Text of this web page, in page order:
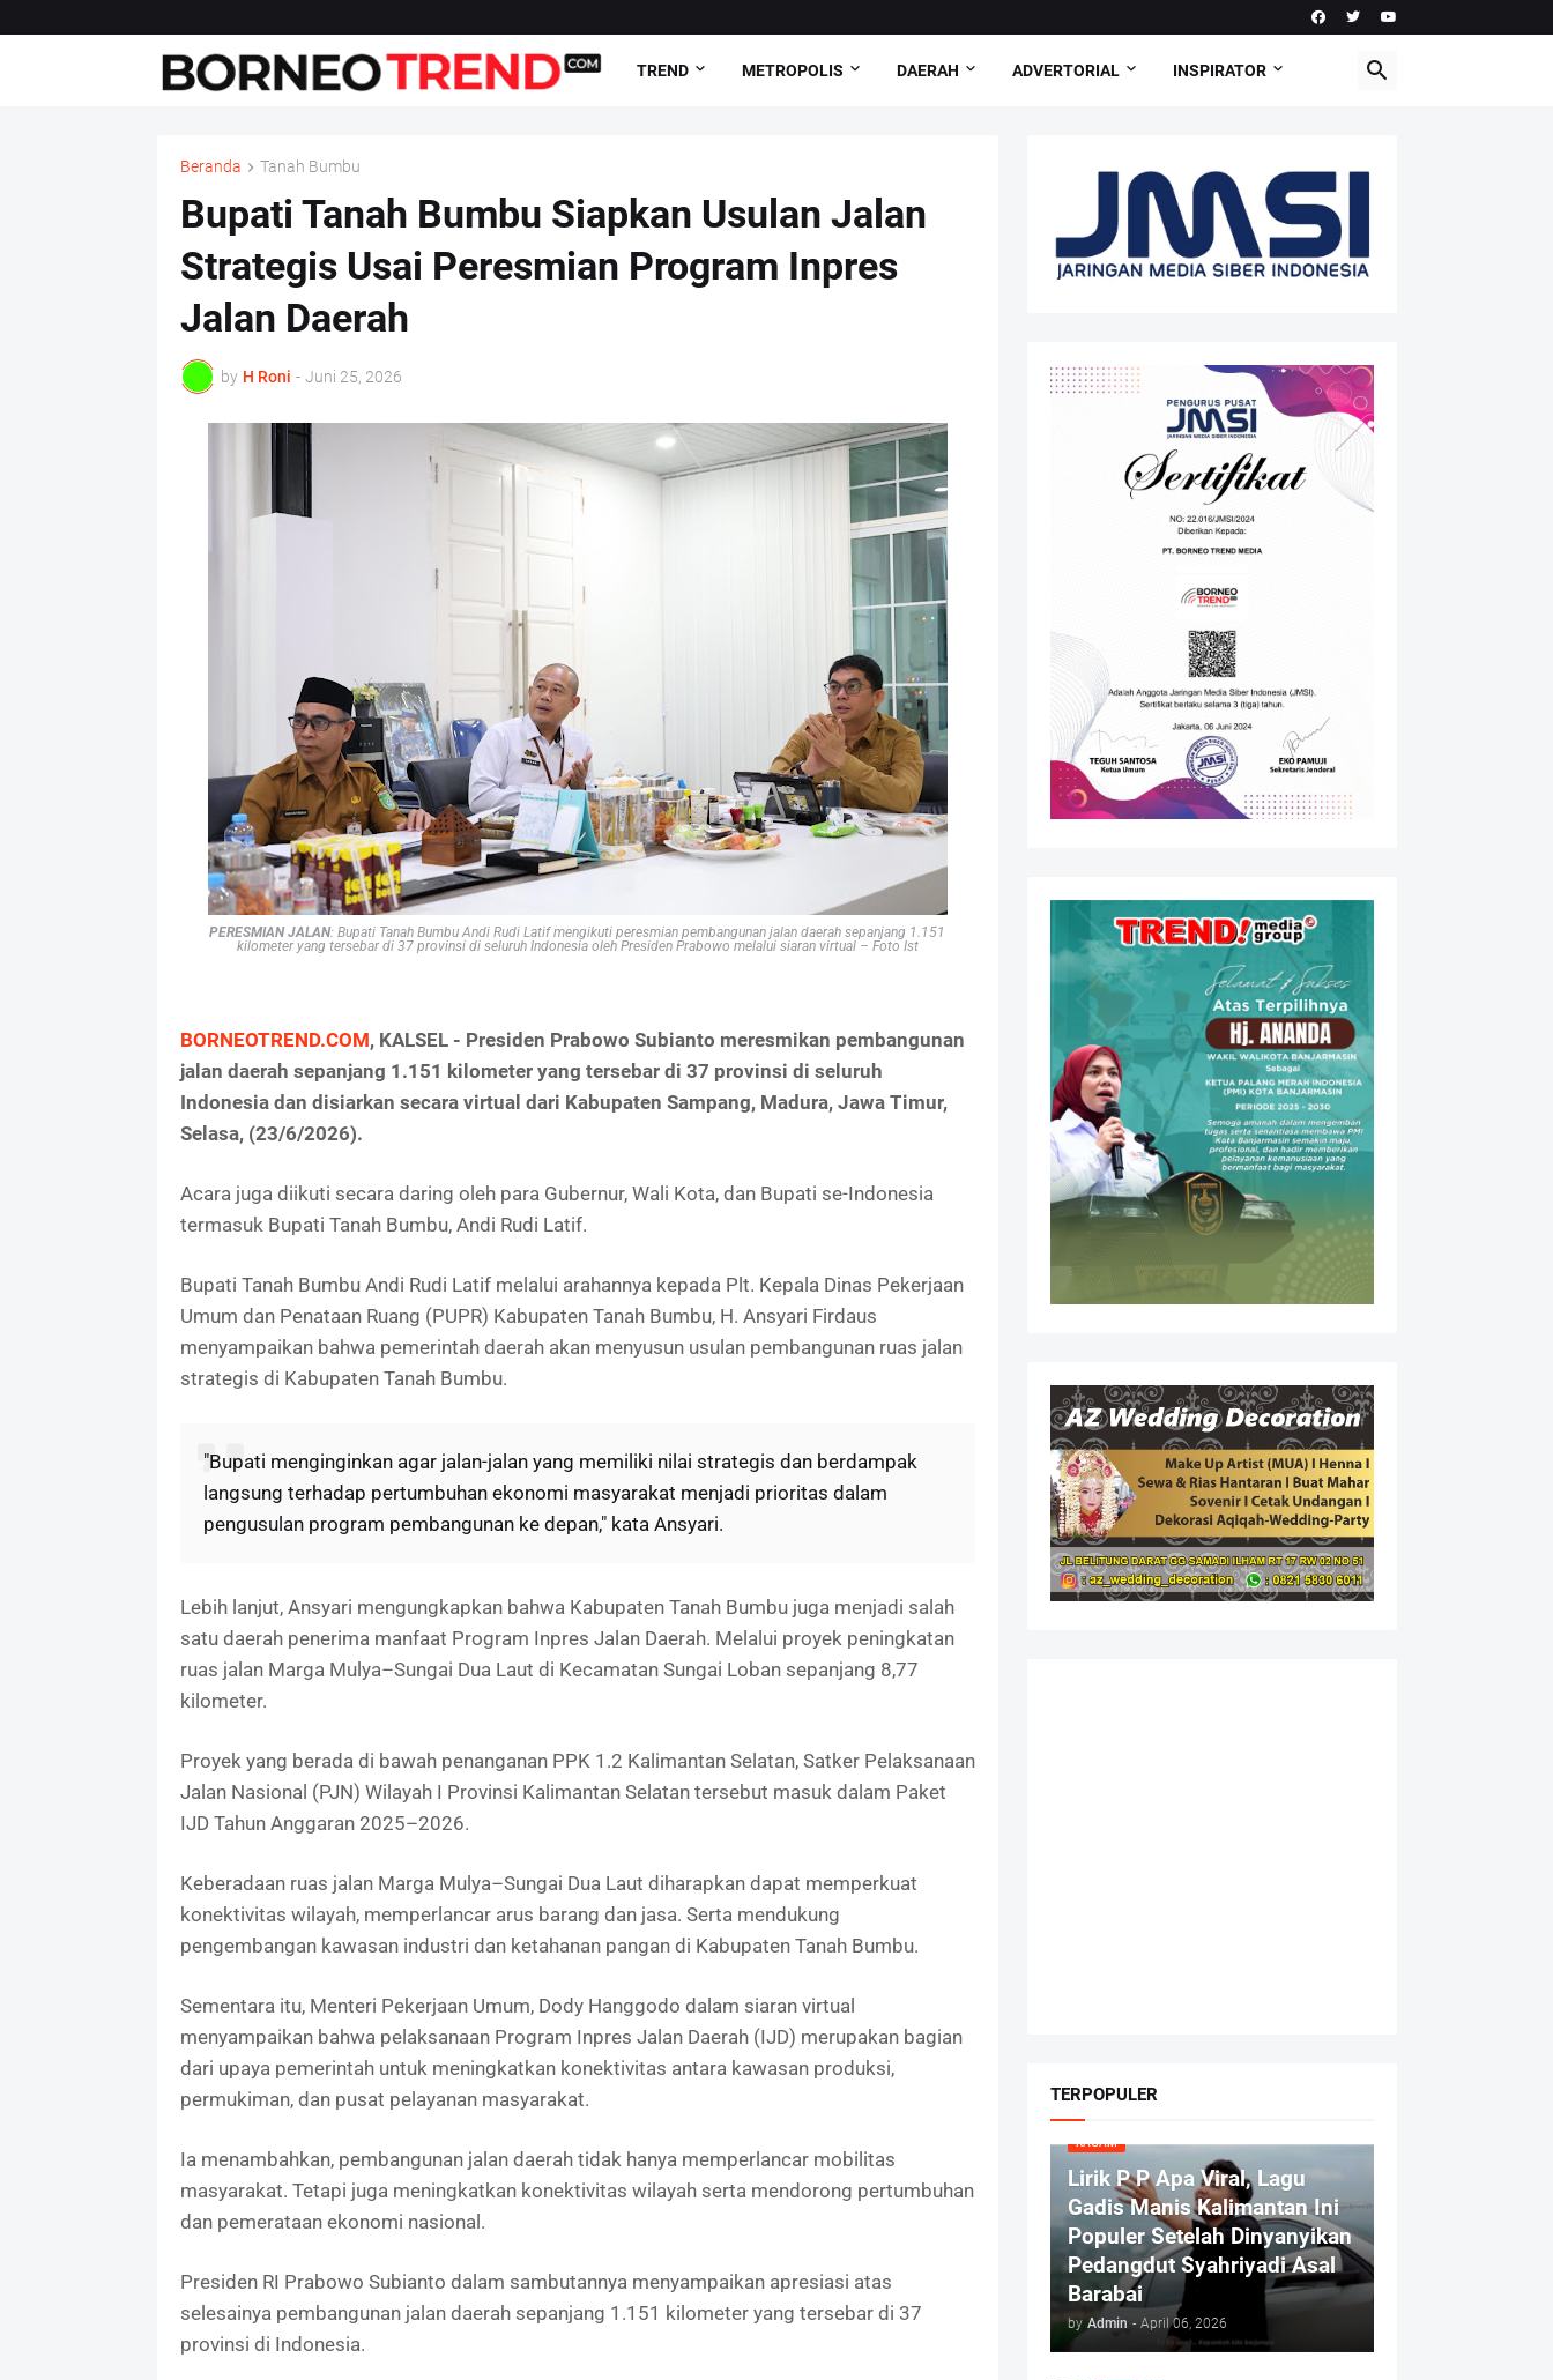
TREND METROPOLIS DAERAH ADVERTORIAL INSPIRATOR
Beranda Tanah Bumbu
Bupati Tanah Bumbu Siapkan Usulan Jalan
Strategis Usai Peresmian Program Inpres
Jalan Daerah
by H Roni - Juni 25, 2026
PERESMIAN JALAN: Bupati Tanah Bumbu Andi Rudi Latif mengikuti peresmian pembangunan jalan daerah sepanjang 1.151
kilometer yang tersebar di 37 provinsi di seluruh Indonesia oleh Presiden Prabowo melalui siaran virtual – Foto Ist
BORNEOTREND.COM, KALSEL - Presiden Prabowo Subianto meresmikan pembangunan
jalan daerah sepanjang 1.151 kilometer yang tersebar di 37 provinsi di seluruh
Indonesia dan disiarkan secara virtual dari Kabupaten Sampang, Madura, Jawa Timur,
Selasa, (23/6/2026).
Acara juga diikuti secara daring oleh para Gubernur, Wali Kota, dan Bupati se-Indonesia
termasuk Bupati Tanah Bumbu, Andi Rudi Latif.
Bupati Tanah Bumbu Andi Rudi Latif melalui arahannya kepada Plt. Kepala Dinas Pekerjaan
Umum dan Penataan Ruang (PUPR) Kabupaten Tanah Bumbu, H. Ansyari Firdaus
menyampaikan bahwa pemerintah daerah akan menyusun usulan pembangunan ruas jalan
strategis di Kabupaten Tanah Bumbu.
"Bupati menginginkan agar jalan-jalan yang memiliki nilai strategis dan berdampak
langsung terhadap pertumbuhan ekonomi masyarakat menjadi prioritas dalam
pengusulan program pembangunan ke depan," kata Ansyari.
Lebih lanjut, Ansyari mengungkapkan bahwa Kabupaten Tanah Bumbu juga menjadi salah
satu daerah penerima manfaat Program Inpres Jalan Daerah. Melalui proyek peningkatan
ruas jalan Marga Mulya–Sungai Dua Laut di Kecamatan Sungai Loban sepanjang 8,77
kilometer.
Proyek yang berada di bawah penanganan PPK 1.2 Kalimantan Selatan, Satker Pelaksanaan
Jalan Nasional (PJN) Wilayah I Provinsi Kalimantan Selatan tersebut masuk dalam Paket
IJD Tahun Anggaran 2025–2026.
Keberadaan ruas jalan Marga Mulya–Sungai Dua Laut diharapkan dapat memperkuat
konektivitas wilayah, memperlancar arus barang dan jasa. Serta mendukung
pengembangan kawasan industri dan ketahanan pangan di Kabupaten Tanah Bumbu.
Sementara itu, Menteri Pekerjaan Umum, Dody Hanggodo dalam siaran virtual
menyampaikan bahwa pelaksanaan Program Inpres Jalan Daerah (IJD) merupakan bagian
dari upaya pemerintah untuk meningkatkan konektivitas antara kawasan produksi,
permukiman, dan pusat pelayanan masyarakat.
Ia menambahkan, pembangunan jalan daerah tidak hanya memperlancar mobilitas
masyarakat. Tetapi juga meningkatkan konektivitas wilayah serta mendorong pertumbuhan
dan pemerataan ekonomi nasional.
Presiden RI Prabowo Subianto dalam sambutannya menyampaikan apresiasi atas
selesainya pembangunan jalan daerah sepanjang 1.151 kilometer yang tersebar di 37
provinsi di Indonesia.
TERPOPULER
RAGAM
Lirik P P Apa Viral, Lagu
Gadis Manis Kalimantan Ini
Populer Setelah Dinyanyikan
Pedangdut Syahriyadi Asal
Barabai
by Admin - April 06, 2026